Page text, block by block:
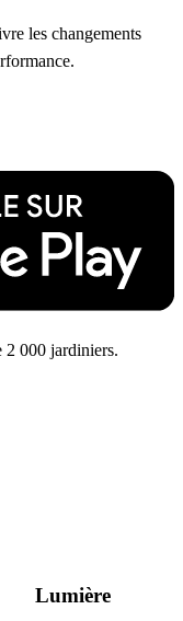
les changements
2 000 jardiniers.
Lumière